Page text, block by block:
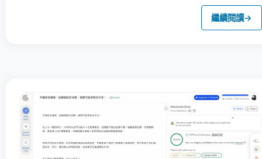
繼續閱讀→